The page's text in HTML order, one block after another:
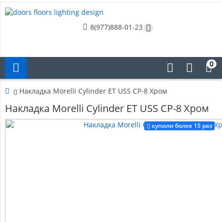
8(977)888-01-23
0
Накладка Morelli Cylinder ET USS CP-8 Хром
Накладка Morelli Cylinder ET USS CP-8 Хром
купили более 15 раз